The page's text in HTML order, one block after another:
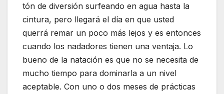
tón de diversión surfeando en agua hasta la
cintura, pero llegará el día en que usted
querrá remar un poco más lejos y es entonces
cuando los nadadores tienen una ventaja. Lo
bueno de la natación es que no se necesita de
mucho tiempo para dominarla a un nivel
aceptable. Con uno o dos meses de prácticas